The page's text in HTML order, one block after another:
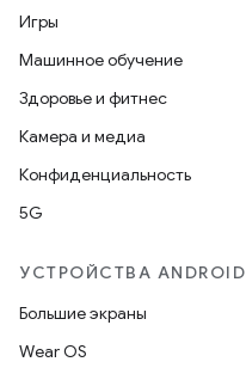
Игры
Машинное обучение
Здоровье и фитнес
Камера и медиа
Конфиденциальность
5G
УСТРОЙСТВА ANDROID
Большие экраны
Wear OS